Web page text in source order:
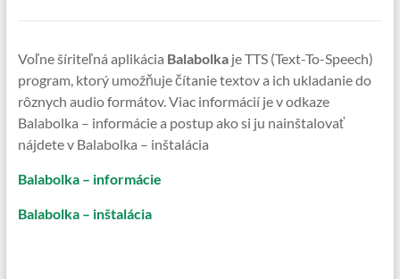
Voľne šíriteľná aplikácia Balabolkaje TTS (Text-To-Speech)
program, ktorý umožňuje čítanie textov a ich ukladanie do
rôznych audio formátov. Viac informácií je v odkaze
Balabolka – informácie a postup ako si ju nainštalovať
nájdete v Balabolka – inštalácia
Balabolka – informácie
Balabolka – inštalácia